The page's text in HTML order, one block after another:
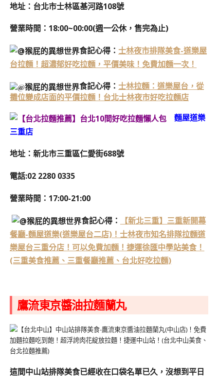
地址：台北市士林區基河路108號
營業時間：18:00~00:00(週一公休，售完為止)
食記心得： 士林夜市排隊美食-道樂屋
台拉麵！超濃郁好吃拉麵，平價美味！免費加麵一次！
食記心得： 士林拉麵：道樂屋台，從
攤位變成店面的平價拉麵！台北士林夜市好吃拉麵店
麵屋道樂
三重店
地址：新北市三重區仁愛街688號
電話:02 2280 0335
營業時間：17:00-21:00
食記心得：
【新北三重】三重新開幕
餐廳-麵屋道樂(道樂屋台二店)！士林夜市知名排隊拉麵道
樂屋台三重分店！可以免費加麵！捷運徐匯中學站美食！
(三重美食推薦、三重餐廳推薦、台北好吃拉麵)
鷹流東京醬油拉麵蘭丸
這間中山站排隊美食已經收在口袋名單已久， 沒想到平日